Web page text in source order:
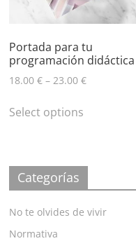
Portada para tu
programación didáctica
18.00€ –23.00€
Select options
Categorías
No te olvides de vivir
Normativa